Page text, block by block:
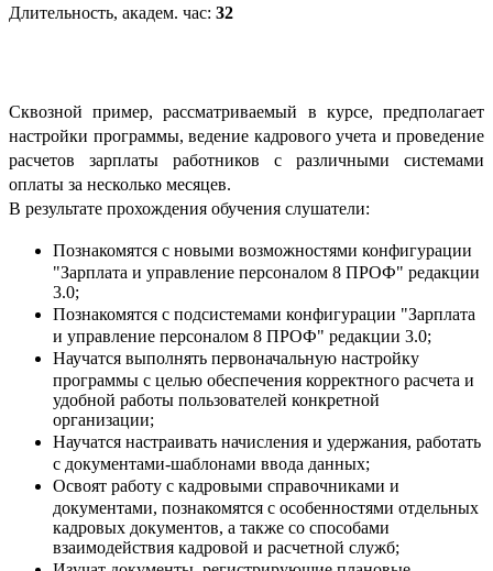
Длительность, академ. час: 32
Сквозной пример, рассматриваемый в курсе, предполагает
настройки программы, ведение кадрового учета и проведение
расчетов зарплаты работников с различными системами
оплаты за несколько месяцев.
В результате прохождения обучения слушатели:
Познакомятся с новыми возможностями конфигурации
"Зарплата и управление персоналом 8 ПРОФ" редакции
3.0;
Познакомятся с подсистемами конфигурации "Зарплата
и управление персоналом 8 ПРОФ" редакции 3.0;
Научатся выполнять первоначальную настройку
программы с целью обеспечения корректного расчета и
удобной работы пользователей конкретной
организации;
Научатся настраивать начисления и удержания, работать
с документами-шаблонами ввода данных;
Освоят работу с кадровыми справочниками и
документами, познакомятся с особенностями отдельных
кадровых документов, а также со способами
взаимодействия кадровой и расчетной служб;